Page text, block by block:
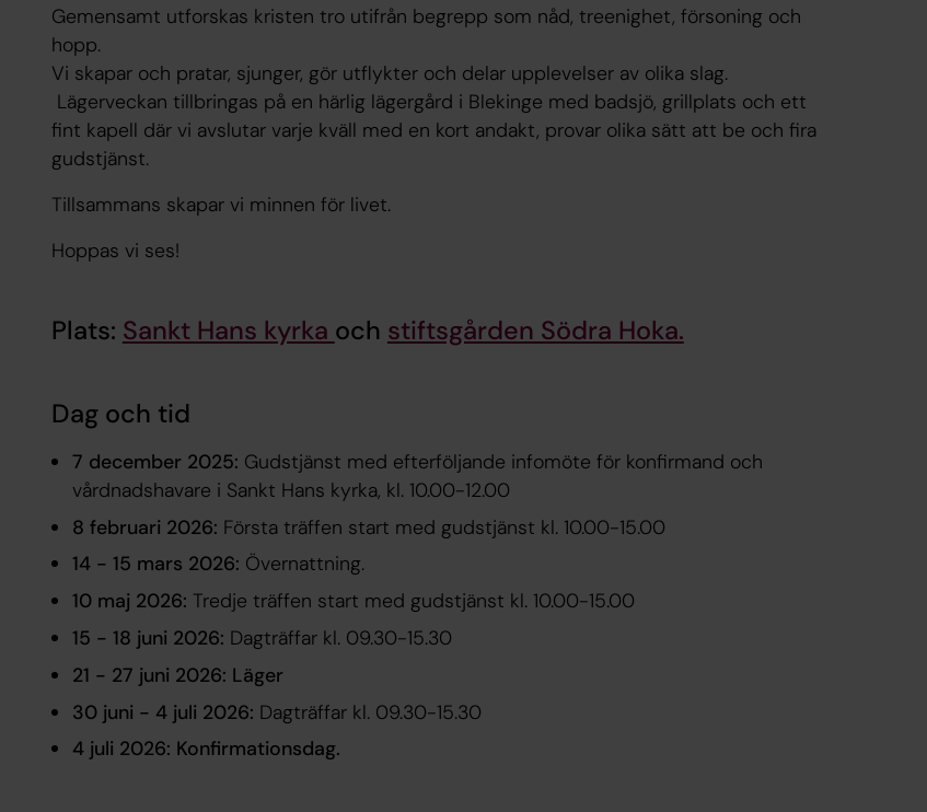
Gemensamt utforskas kristen tro utifrån begrepp som nåd, treenighet, försoning och
hopp.
Vi skapar och pratar, sjunger, gör utflykter och delar upplevelser av olika slag.
Lägerveckan tillbringas på en härlig lägergård i Blekinge med badsjö, grillplats och ett
fint kapell där vi avslutar varje kväll med en kort andakt, provar olika sätt att be och fira
gudstjänst.
Tillsammans skapar vi minnen för livet.
Hoppas vi ses!
Plats: Sankt Hans kyrka och stiftsgården Södra Hoka.
Dag och tid
7 december 2025: Gudstjänst med efterföljande infomöte för konfirmand och
vårdnadshavare i Sankt Hans kyrka, kl. 10.00-12.00
8 februari 2026: Första träffen start med gudstjänst kl. 10.00-15.00
14 - 15 mars 2026: Övernattning.
10 maj 2026: Tredje träffen start med gudstjänst kl. 10.00-15.00
15 - 18 juni 2026: Dagträffar kl. 09.30-15.30
21 - 27 juni 2026: Läger
30 juni - 4 juli 2026: Dagträffar kl. 09.30-15.30
4 juli 2026: Konfirmationsdag.